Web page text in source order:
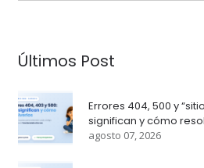
Últimos Post
Errores 404, 500 y
significan y cómo
agosto 07, 2026